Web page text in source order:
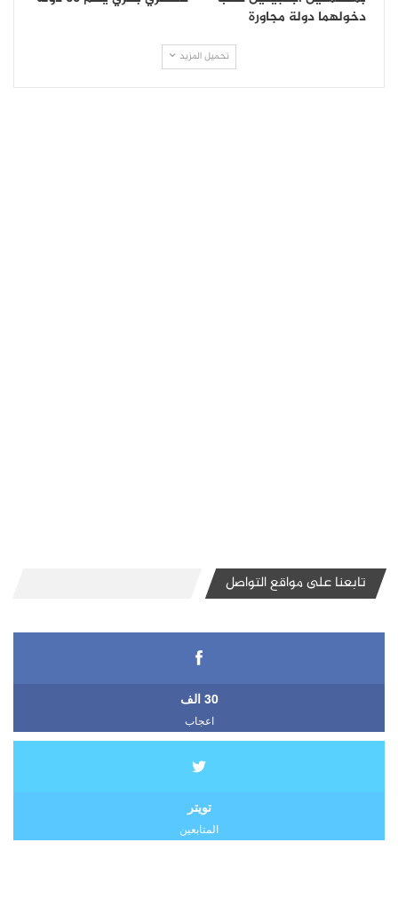
دخولهما دولة مجاورة
تحميل المزيد
تابعنا على مواقع التواصل
30 الف
اعجاب
تويتر
المتابعين